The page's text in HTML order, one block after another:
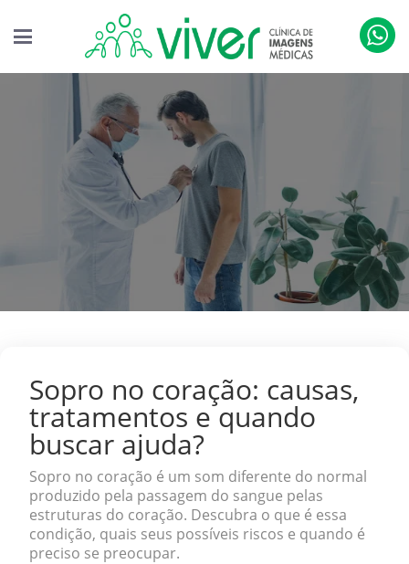
Sopro no coração: causas,
tratamentos e quando
buscar ajuda?
Sopro no coração é um som diferente do normal
produzido pela passagem do sangue pelas
estruturas do coração. Descubra o que é essa
condição, quais seus possíveis riscos e quando é
preciso se preocupar.